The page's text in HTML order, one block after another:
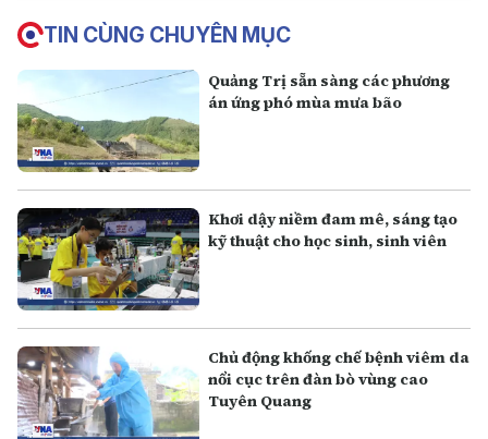
TIN CÙNG CHUYÊN MỤC
Quảng Trị sẵn sàng các phương
án ứng phó mùa mưa bão
Khơi dậy niềm đam mê, sáng tạo
kỹ thuật cho học sinh, sinh viên
Chủ động khống chế bệnh viêm da
nổi cục trên đàn bò vùng cao
Tuyên Quang